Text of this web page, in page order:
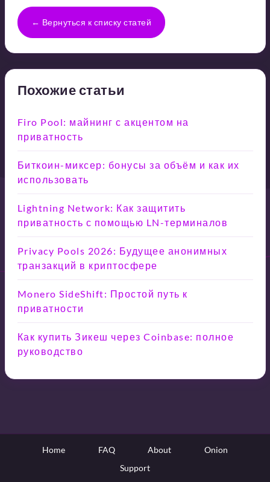
← Вернуться к списку статей
Похожие статьи
Firo Pool: майнинг с акцентом на
приватность
Биткоин-миксер: бонусы за объём и как их
использовать
Lightning Network: Как защитить
приватность с помощью LN-терминалов
Privacy Pools 2026: Будущее анонимных
транзакций в криптосфере
Monero SideShift: Простой путь к
приватности
Как купить Зикеш через Coinbase: полное
руководство
Home FAQ About
Onion
Support